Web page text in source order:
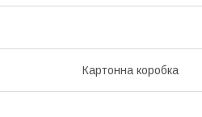
Картонна коробка